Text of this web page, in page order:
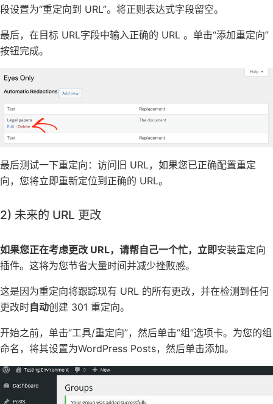
段设置为“重定向到 URL”。将正则表达式字段留空。
最后，在目标 URL字段中输入正确的 URL 。单击“添加重定向”
按钮完成。
最后测试一下重定向：访问旧 URL，如果您已正确配置重定
向，您将立即重新定位到正确的 URL。
2) 未来的 URL 更改
如果您正在考虑更改 URL，请帮自己一个忙，立即安装重定向
插件。这将为您节省大量时间并减少挫败感。
这是因为重定向将跟踪现有 URL 的所有更改，并在检测到任何
更改时自动创建 301 重定向。
开始之前，单击“工具/重定向”，然后单击“组”选项卡。为您的组
命名，将其设置为WordPress Posts，然后单击添加。